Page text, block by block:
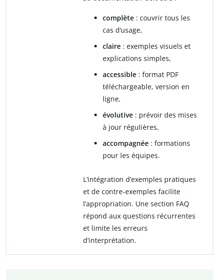
complète : couvrir tous les
cas d’usage,
claire : exemples visuels et
explications simples,
accessible : format PDF
téléchargeable, version en
ligne,
évolutive : prévoir des mises
à jour régulières,
accompagnée : formations
pour les équipes.
L’intégration d’exemples pratiques
et de contre-exemples facilite
l’appropriation. Une section FAQ
répond aux questions récurrentes
et limite les erreurs
d’interprétation.